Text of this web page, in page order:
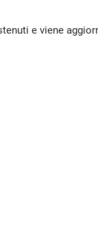
e viene